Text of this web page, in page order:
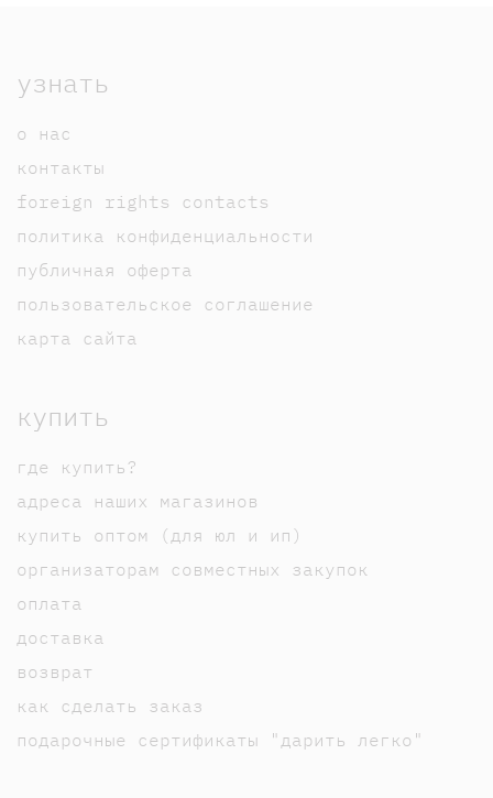
узнать
о нас
контакты
foreign rights contacts
политика конфиденциальности
публичная оферта
пользовательское соглашение
карта сайта
купить
где купить?
адреса наших магазинов
купить оптом (для юл и ип)
организаторам совместных закупок
оплата
доставка
возврат
как сделать заказ
подарочные сертификаты "дарить легко"